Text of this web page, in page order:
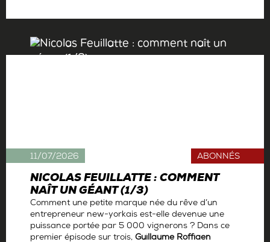
NICOLAS FEUILLATTE : COMMENT
NAÎT UN GÉANT (1/3)
ABONNÉS
Comment une petite marque née du rêve d’un
entrepreneur new-yorkais est-elle devenue une
puissance portée par 5 000 vignerons ? Dans ce
premier épisode sur trois, Guillaume Roffiaen
11/07/2026